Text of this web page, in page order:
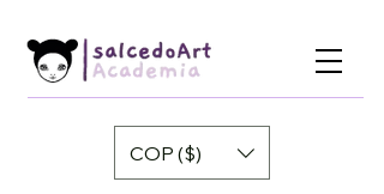
COP ($)